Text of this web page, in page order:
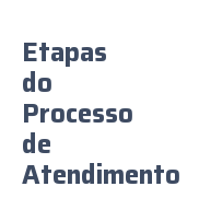
Etapas
do
Processo
de
Atendimento